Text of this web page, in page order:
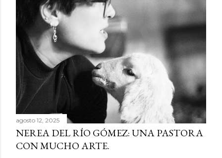
c
r
u
o
m
e
n
t
agosto 12, 2025
NEREA DEL RÍO GÓMEZ: UNA PASTORA
CON MUCHO ARTE.